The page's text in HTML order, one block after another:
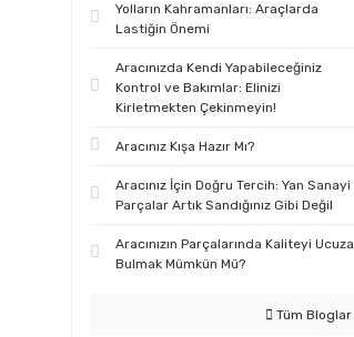
Yolların Kahramanları: Araçlarda
Lastiğin Önemi
Aracınızda Kendi Yapabileceğiniz
Kontrol ve Bakımlar: Elinizi
Kirletmekten Çekinmeyin!
Aracınız Kışa Hazır Mı?
Aracınız İçin Doğru Tercih: Yan Sanayi
Parçalar Artık Sandığınız Gibi Değil
Aracınızın Parçalarında Kaliteyi Ucuza
Bulmak Mümkün Mü?
Tüm Bloglar